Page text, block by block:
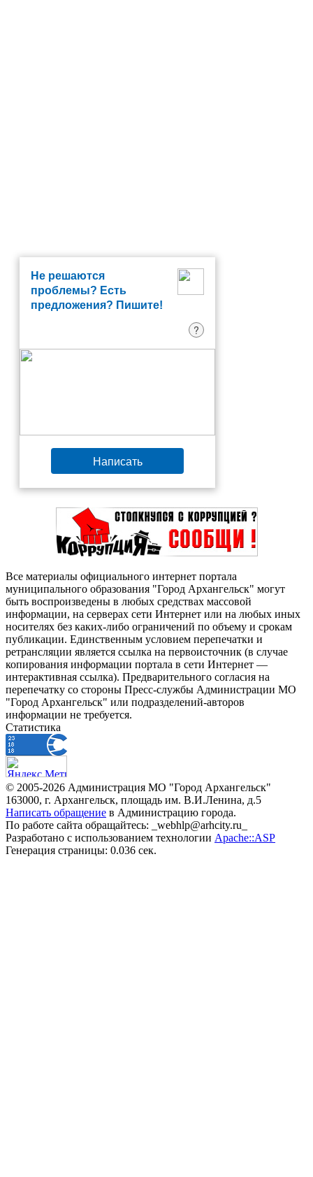
Не решаются
проблемы? Есть
предложения? Пишите!
?
Написать
Все материалы официального интернет портала
муниципального образования "Город Архангельск" могут
быть воспроизведены в любых средствах массовой
информации, на серверах сети Интернет или на любых иных
носителях без каких-либо ограничений по объему и срокам
публикации. Единственным условием перепечатки и
ретрансляции является ссылка на первоисточник (в случае
копирования информации портала в сети Интернет —
интерактивная ссылка). Предварительного согласия на
перепечатку со стороны Пресс-службы Администрации МО
"Город Архангельск" или подразделений-авторов
информации не требуется.
Статистика
© 2005-2026 Администрация МО "Город Архангельск"
163000, г. Архангельск, площадь им. В.И.Ленина, д.5
Написать обращение в Администрацию города.
По работе сайта обращайтесь: _webhlp@arhcity.ru_
Разработано с использованием технологии Apache::ASP
Генерация страницы: 0.036 сек.